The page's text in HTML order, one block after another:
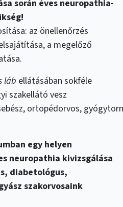
során éves neuropathia-
az önellenőrzés
a megelőző
láb ellátásában sokféle
szakellátó vesz
ortopédorvos,
egy helyen
neuropathia kivizsgálása
diabetológus,
szakorvosaink